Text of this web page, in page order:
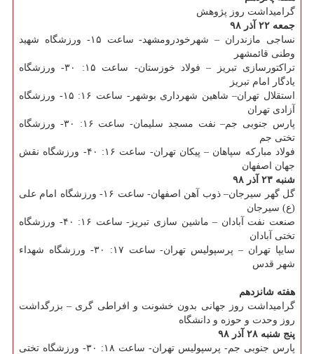
گرامیداشت روز پژوهش
جمعه ۲۲ آذر ۹۸
نساجی مازندران – شهرخودرومشهد- ساعت ۱۵- ورزشگاه شهید
وطنی قائمشهر
تراكتورسازی تبریز – فولاد خوزستان- ساعت ۱۵: ۳۰- ورزشگاه
یادگار امام تبریز
استقلال تهران– شاهین شهرداری بوشهر- ساعت ۱۶: ۱۵- ورزشگاه
آزادی تهران
پارس جنوبی جم– نفت مسجد سلیمان- ساعت ۱۶: ۳۰- ورزشگاه
تختی جم
فولاد مباركه سپاهان – پیكان تهران- ساعت ۱۶: ۴۰- ورزشگاه نقش
جهان اصفهان
شنبه ۲۳ آذر ۹۸
گل گهر سیرجان– ذوب آهن اصفهان- ساعت ۱۶- ورزشگاه امام علی
(ع) سیرجان
صنعت نفت آبادان – ماشین سازی تبریز- ساعت ۱۶: ۴۰- ورزشگاه
تختی آبادان
سایپا تهران – پرسپولیس تهران- ساعت ۱۷: ۳۰- ورزشگاه شهداء
شهر قدس
هفته شانزدهم
گرامیداشت روز جهانی بدون خشونت و افراطی گری – بزرگداشت
روز وحدت و حوزه و دانشگاه
پنج شنبه ۲۸ آذر ۹۸
پارس جنوبی جم- پرسپولیس تهران- ساعت ۱۸: ۳۰- ورزشگاه تختی